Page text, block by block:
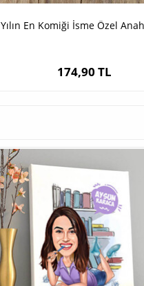
Yılın En Komiği İsme Özel
174,90 TL